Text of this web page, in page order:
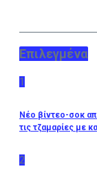
Επιλεγμένα
1
Νέο βίντεο-σοκ
τις τζαμαρίες με
2